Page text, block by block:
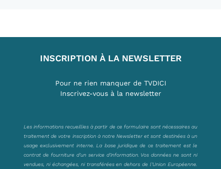
INSCRIPTION À LA NEWSLETTER
Pour ne rien manquer de TVDICI
Inscrivez-vous à la newsletter
Les informations recueillies à partir de ce formulaire sont nécessaires au
traitement de votre inscription à notre Newsletter et sont destinées à un
usage exclusivement interne. La base juridique de ce traitement est le
contrat de fourniture d’un service d’information. Vos données ne sont ni
vendues, ni échangées, ni transférées en dehors de l’Union Européenne.